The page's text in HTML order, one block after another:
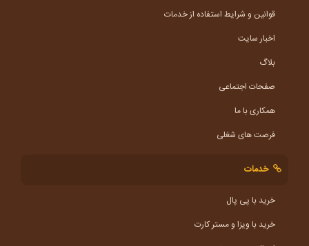
قوانین و شرایط استفاده از خدمات
اخبار سایت
بلاگ
صفحات اجتماعی
همکاری با ما
فرصت های شغلی
خدمات
خرید با پی پال
خرید با ویزا و مستر کارت